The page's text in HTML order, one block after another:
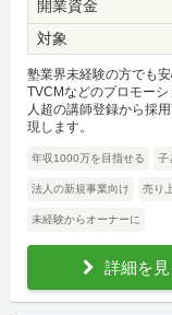
開業資金
対象
塾業界未経験の方でも
TVCMなどのプロモー
人超の講師登録から採
現します。
年収1000万を目指せる 子
法人の新規事業向け 売り
未経験からオーナーに
詳細を見